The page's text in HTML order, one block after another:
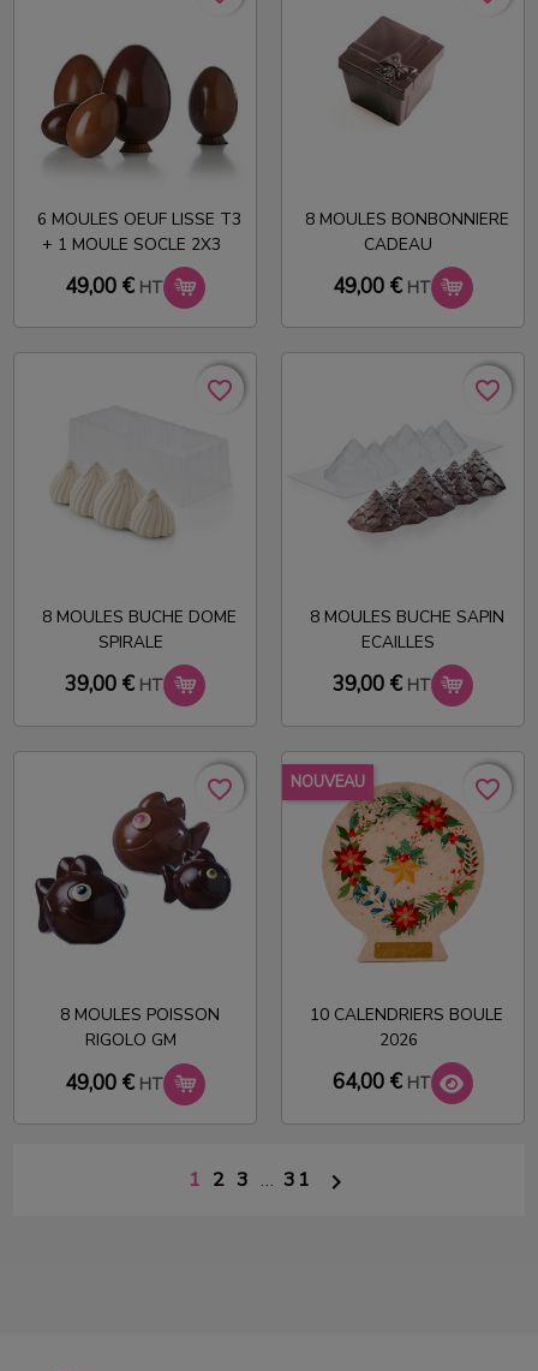
6 MOULES OEUF LISSE T3
+ 1 MOULE SOCLE 2X3
49,00 € HT
8 MOULES BONBONNIERE
CADEAU
49,00 € HT
8 MOULES BUCHE DOME
SPIRALE
39,00 € HT
favorite_border
favorite_border
8 MOULES BUCHE SAPIN
ECAILLES
39,00 € HT
favorite_border
favorite_border
8 MOULES POISSON
RIGOLO GM
49,00 € HT
favorite_border
favorite_border NOUVEAU
10 CALENDRIERS BOULE
2026
64,00 € HT
favorite_border
favorite_border
1 2 3 … 31 